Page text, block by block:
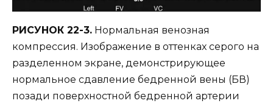
РИСУНОК 22-3. Нормальная венозная
компрессия. Изображение в оттенках серого на
разделенном экране, демонстрирующее
нормальное сдавление бедренной вены (БВ)
позади поверхностной бедренной артерии